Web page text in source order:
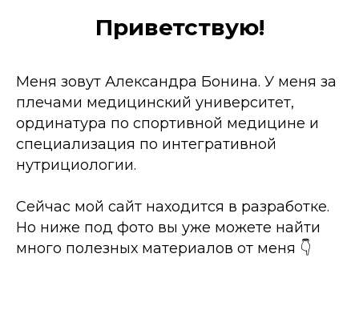
Приветствую!
Меня зовут Александра Бонина. У меня за
плечами медицинский университет,
ординатура по спортивной медицине и
специализация по интегративной
нутрициологии.
Сейчас мой сайт находится в разработке.
Но ниже под фото вы уже можете найти
много полезных материалов от меня 👇